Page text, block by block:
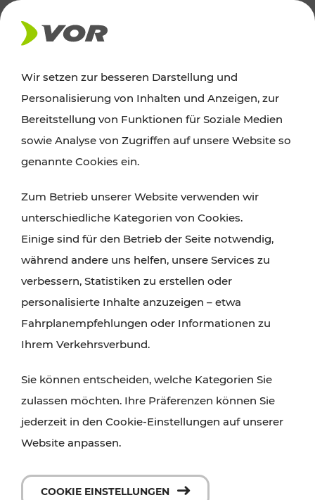
AKTUELLES
Ausflugstipps
Wien, Niederösterreich und das Burgenland
Wanderungen, Kultur und Gastronomie,
Radtouren oder purer Naturgenuss – viele
Attraktionen sind mit den Ticket- und Fahrplan-
Angeboten des VOR gut und schnell erreichbar.
Wir setzen zur besseren Darstellung und
Personalisierung von Inhalten und Anzeigen, zur
Bereitstellung von Funktionen für Soziale Medien
sowie Analyse von Zugriffen auf unsere Website so
genannte Cookies ein.
Zum Betrieb unserer Website verwenden wir
unterschiedliche Kategorien von Cookies.
Einige sind für den Betrieb der Seite notwendig,
während andere uns helfen, unsere Services zu
verbessern, Statistiken zu erstellen oder
personalisierte Inhalte anzuzeigen – etwa
Fahrplanempfehlungen oder Informationen zu
Ihrem Verkehrsverbund.
Sie können entscheiden, welche Kategorien Sie
zulassen möchten. Ihre Präferenzen können Sie
jederzeit in den Cookie-Einstellungen auf unserer
Website anpassen.
COOKIE EINSTELLUNGEN